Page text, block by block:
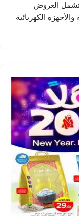
تشمل العروض
الكهربائية